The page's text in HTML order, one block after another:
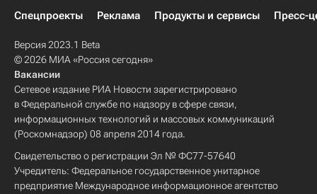
Спецпроекты
Реклама Продукты и сервисы Пресс-
Версия 2023.1 Beta
© 2026 МИА «Россия сегодня»
Вакансии
Сетевое издание РИА Новости зарегистрировано
в Федеральной службе по надзору в сфере связи,
информационных технологий и массовых коммуникаций
(Роскомнадзор) 08 апреля 2014 года.
Свидетельство о регистрации Эл № ФС77-57640
Учредитель: Федеральное государственное унитарное
предприятие Международное информационное агентство